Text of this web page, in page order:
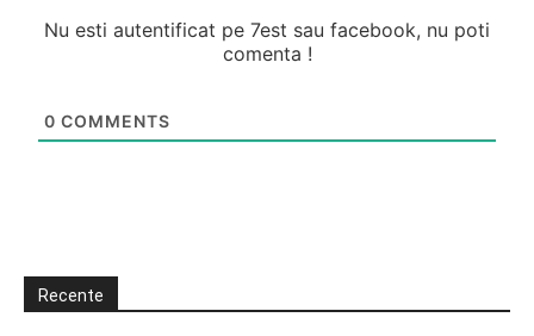
Nu esti autentificat pe 7est sau facebook, nu poti
comenta !
0 COMMENTS
Recente